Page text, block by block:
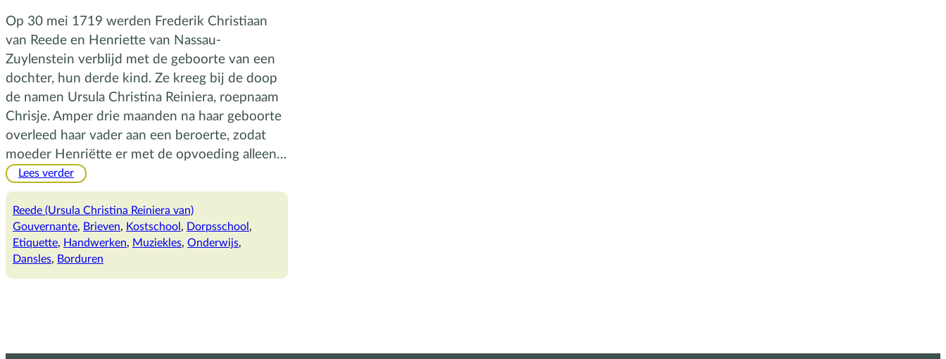
Op 30 mei 1719 werden Frederik Christiaan
van Reede en Henriette van Nassau-
Zuylenstein verblijd met de geboorte van een
dochter, hun derde kind. Ze kreeg bij de doop
de namen Ursula Christina Reiniera, roepnaam
Chrisje. Amper drie maanden na haar geboorte
overleed haar vader aan een beroerte, zodat
moeder Henriëtte er met de opvoeding alleen…
Lees verder:
schooljaren
van
Chrisje
Reede (Ursula Christina Reiniera van)
Gouvernante, Brieven, Kostschool, Dorpsschool
Etiquette, Handwerken, Muziekles, Onderwijs
Dansles, Borduren